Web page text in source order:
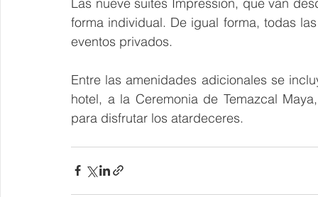
forma individual. De igual forma, todas
eventos privados.
Entre las amenidades adicionales se
hotel, a la Ceremonia de Temazcal
para disfrutar los atardeceres.